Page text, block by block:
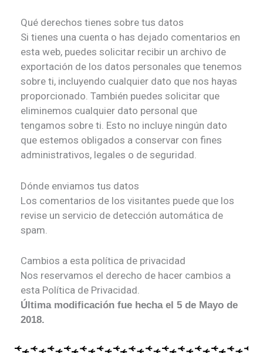
Qué derechos tienes sobre tus datos
Si tienes una cuenta o has dejado comentarios en
esta web, puedes solicitar recibir un archivo de
exportación de los datos personales que tenemos
sobre ti, incluyendo cualquier dato que nos hayas
proporcionado. También puedes solicitar que
eliminemos cualquier dato personal que
tengamos sobre ti. Esto no incluye ningún dato
que estemos obligados a conservar con fines
administrativos, legales o de seguridad.
Dónde enviamos tus datos
Los comentarios de los visitantes puede que los
revise un servicio de detección automática de
spam.
Cambios a esta política de privacidad
Nos reservamos el derecho de hacer cambios a
esta Política de Privacidad.
Última modificación fue hecha el 5 de Mayo de
2018.